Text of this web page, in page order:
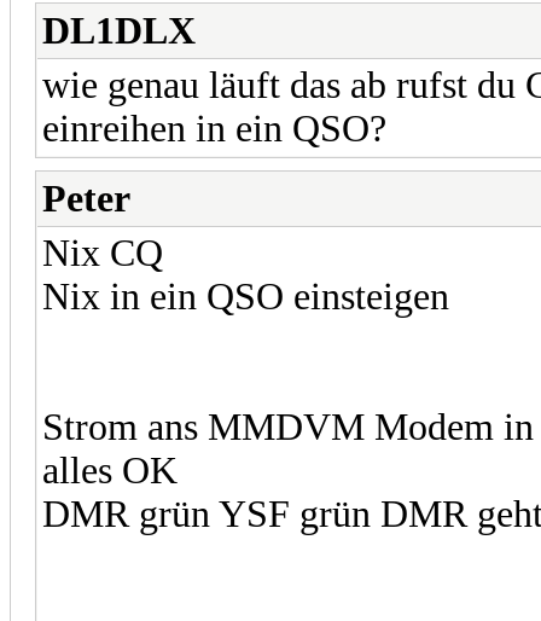
DL1DLX
wie genau läuft das ab rufst du
einreihen in ein QSO?
Peter
Nix CQ
Nix in ein QSO einsteigen
Strom ans MMDVM Modem
alles OK
DMR grün YSF grün DMR